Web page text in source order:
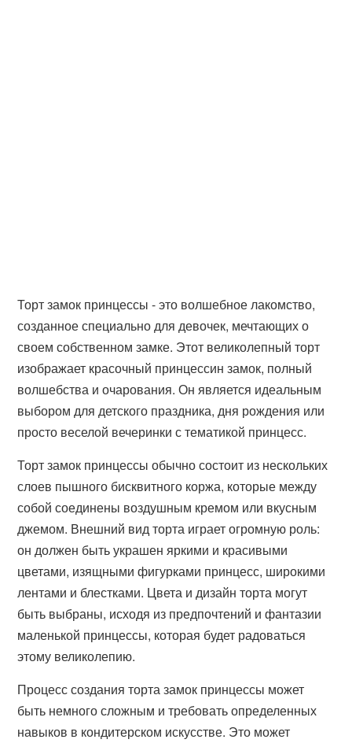
Торт замок принцессы - это волшебное лакомство,
созданное специально для девочек, мечтающих о
своем собственном замке. Этот великолепный торт
изображает красочный принцессин замок, полный
волшебства и очарования. Он является идеальным
выбором для детского праздника, дня рождения или
просто веселой вечеринки с тематикой принцесс.
Торт замок принцессы обычно состоит из нескольких
слоев пышного бисквитного коржа, которые между
собой соединены воздушным кремом или вкусным
джемом. Внешний вид торта играет огромную роль:
он должен быть украшен яркими и красивыми
цветами, изящными фигурками принцесс, широкими
лентами и блестками. Цвета и дизайн торта могут
быть выбраны, исходя из предпочтений и фантазии
маленькой принцессы, которая будет радоваться
этому великолепию.
Процесс создания торта замок принцессы может
быть немного сложным и требовать определенных
навыков в кондитерском искусстве. Это может